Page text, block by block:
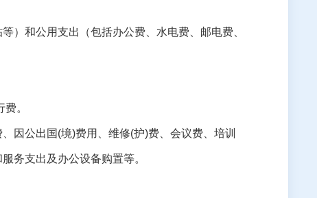
）和公用支出（包括办公费、水电费、邮电费、
。
因公出国 (境)费用、维修(护)费、会议费、培训
务支出及办公设备购置等。